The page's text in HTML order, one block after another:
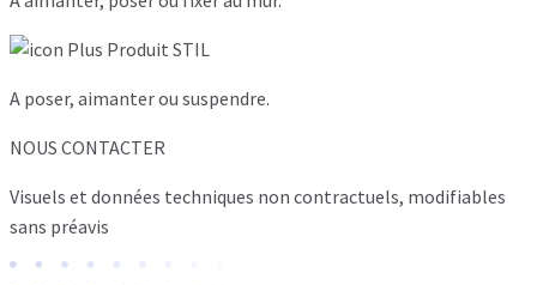
A poser, aimanter ou suspendre.
NOUS CONTACTER
Visuels et données techniques non contractuels, modifiables
sans préavis